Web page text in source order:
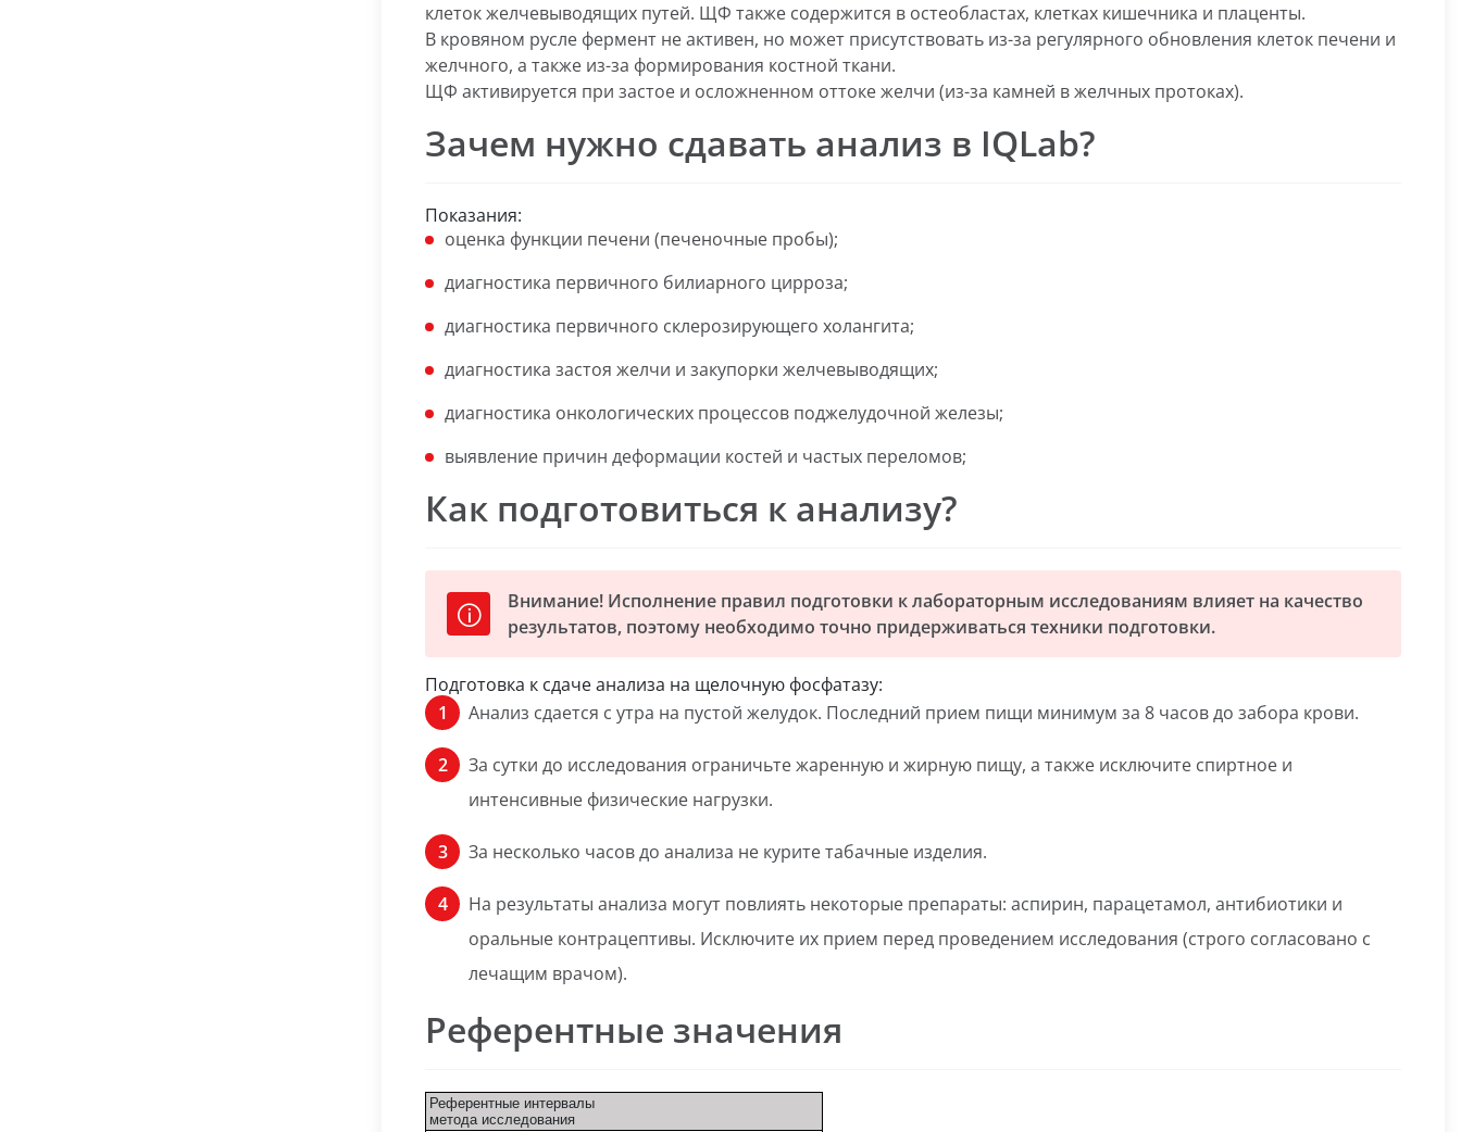
клеток желчевыводящих путей. ЩФ также содержится в остеобластах, клетках кишечника и плаценты.
В кровяном русле фермент не активен, но может присутствовать из-за регулярного обновления клеток печени и
желчного, а также из-за формирования костной ткани.
ЩФ активируется при застое и осложненном оттоке желчи (из-за камней в желчных протоках).
Зачем нужно сдавать анализ в IQLab?
Показания:
оценка функции печени (печеночные пробы);
диагностика первичного билиарного цирроза;
диагностика первичного склерозирующего холангита;
диагностика застоя желчи и закупорки желчевыводящих;
диагностика онкологических процессов поджелудочной железы;
выявление причин деформации костей и частых переломов;
Как подготовиться к анализу?
Внимание! Исполнение правил подготовки к лабораторным исследованиям влияет на качество
результатов, поэтому необходимо точно придерживаться техники подготовки.
Подготовка к сдаче анализа на щелочную фосфатазу:
Анализ сдается с утра на пустой желудок. Последний прием пищи минимум за 8 часов до забора крови.
За сутки до исследования ограничьте жаренную и жирную пищу, а также исключите спиртное и
интенсивные физические нагрузки.
За несколько часов до анализа не курите табачные изделия.
На результаты анализа могут повлиять некоторые препараты: аспирин, парацетамол, антибиотики и
оральные контрацептивы. Исключите их прием перед проведением исследования (строго согласовано с
лечащим врачом).
Референтные значения
Референтные интервалы
метода исследования